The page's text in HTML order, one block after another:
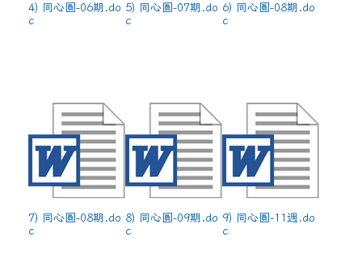
4) 同心圓-06期.do
c
5) 同心圓-07期.do
c
6) 同心圓-08期.do
c
7) 同心圓-08期.do
c
8) 同心圓-09期.do
c
9) 同心圓-11週.do
c